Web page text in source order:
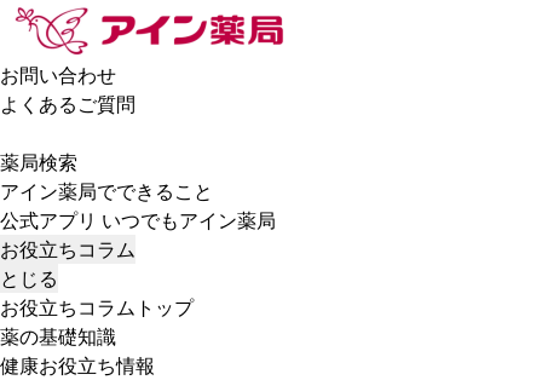
お問い合わせ
よくあるご質問
薬局検索
アイン薬局でできること
公式アプリ いつでもアイン薬局
お役立ちコラム
とじる
お役立ちコラムトップ
薬の基礎知識
健康お役立ち情報